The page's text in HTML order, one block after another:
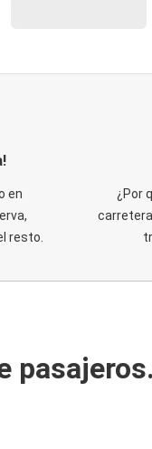
en
resto.
¿Por
pasajeros.